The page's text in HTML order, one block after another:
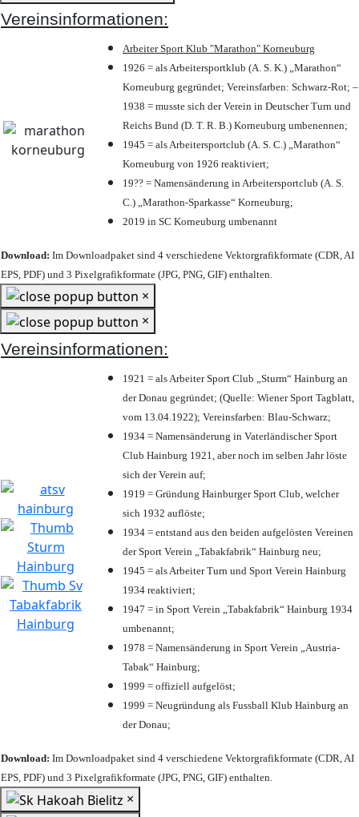
Vereinsinformationen:
Arbeiter Sport Klub "Marathon" Korneuburg
1926 = als Arbeitersportklub (A. S. K.) „Marathon“
Korneuburg gegründet; Vereinsfarben: Schwarz-Rot; –
1938 = musste sich der Verein in Deutscher Turn und
Reichs Bund (D. T. R. B.) Korneuburg umbenennen;
1945 = als Arbeitersportclub (A. S. C.) „Marathon“
Korneuburg von 1926 reaktiviert;
19?? = Namensänderung in Arbeitersportclub (A. S.
C.) „Marathon-Sparkasse“ Korneuburg;
2019 in SC Korneuburg umbenannt
Download: Im Downloadpaket sind 4 verschiedene Vektorgrafikformate (CDR, AI
EPS, PDF) und 3 Pixelgrafikformate (JPG, PNG, GIF) enthalten.
×
×
Vereinsinformationen:
1921 = als Arbeiter Sport Club „Sturm“ Hainburg an
der Donau gegründet; (Quelle: Wiener Sport Tagblatt,
vom 13.04.1922); Vereinsfarben: Blau-Schwarz;
1934 = Namensänderung in Vaterländischer Sport
Club Hainburg 1921, aber noch im selben Jahr löste
sich der Verein auf;
1919 = Gründung Hainburger Sport Club, welcher
sich 1932 auflöste;
1934 = entstand aus den beiden aufgelösten Vereinen
der Sport Verein „Tabakfabrik“ Hainburg neu;
1945 = als Arbeiter Turn und Sport Verein Hainburg
1934 reaktiviert;
1947 = in Sport Verein „Tabakfabrik“ Hainburg 1934
umbenannt;
1978 = Namensänderung in Sport Verein „Austria-
Tabak“ Hainburg;
1999 = offiziell aufgelöst;
1999 = Neugründung als Fussball Klub Hainburg an
der Donau;
Download: Im Downloadpaket sind 4 verschiedene Vektorgrafikformate (CDR, AI
EPS, PDF) und 3 Pixelgrafikformate (JPG, PNG, GIF) enthalten.
×